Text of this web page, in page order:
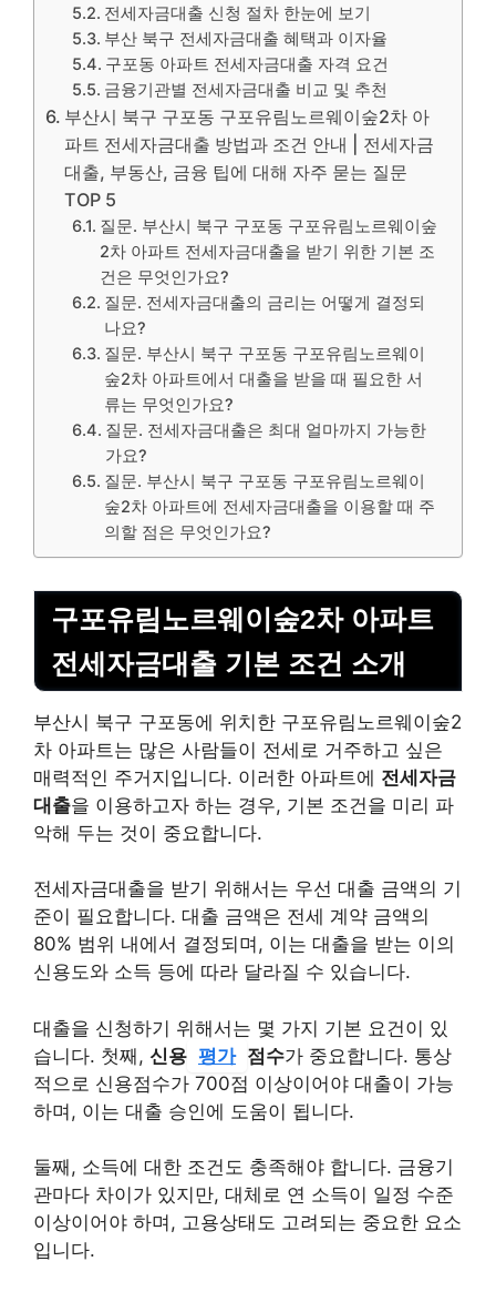
전세자금대출 신청 절차 한눈에 보기
부산 북구 전세자금대출 혜택과 이자율
구포동 아파트 전세자금대출 자격 요건
금융기관별 전세자금대출 비교 및 추천
부산시 북구 구포동 구포유림노르웨이숲2차 아
파트 전세자금대출 방법과 조건 안내 | 전세자금
대출, 부동산, 금융 팁에 대해 자주 묻는 질문
TOP 5
질문. 부산시 북구 구포동 구포유림노르웨이숲
2차 아파트 전세자금대출을 받기 위한 기본 조
건은 무엇인가요?
질문. 전세자금대출의 금리는 어떻게 결정되
나요?
질문. 부산시 북구 구포동 구포유림노르웨이
숲2차 아파트에서 대출을 받을 때 필요한 서
류는 무엇인가요?
질문. 전세자금대출은 최대 얼마까지 가능한
가요?
질문. 부산시 북구 구포동 구포유림노르웨이
숲2차 아파트에 전세자금대출을 이용할 때 주
의할 점은 무엇인가요?
구포유림노르웨이숲2차 아파트
전세자금대출 기본 조건 소개
부산시 북구 구포동에 위치한 구포유림노르웨이숲2
차 아파트는 많은 사람들이 전세로 거주하고 싶은
매력적인 주거지입니다. 이러한 아파트에 전세자금
대출을 이용하고자 하는 경우, 기본 조건을 미리 파
악해 두는 것이 중요합니다.
전세자금대출을 받기 위해서는 우선 대출 금액의 기
준이 필요합니다. 대출 금액은 전세 계약 금액의
80% 범위 내에서 결정되며, 이는 대출을 받는 이의
신용도와 소득 등에 따라 달라질 수 있습니다.
대출을 신청하기 위해서는 몇 가지 기본 요건이 있
습니다. 첫째, 신용 평가 점수가 중요합니다. 통상
적으로 신용점수가 700점 이상이어야 대출이 가능
하며, 이는 대출 승인에 도움이 됩니다.
둘째, 소득에 대한 조건도 충족해야 합니다. 금융기
관마다 차이가 있지만, 대체로 연 소득이 일정 수준
이상이어야 하며, 고용상태도 고려되는 중요한 요소
입니다.